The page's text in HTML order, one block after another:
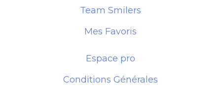
Team Smilers
Mes Favoris
Espace pro
Conditions Générales